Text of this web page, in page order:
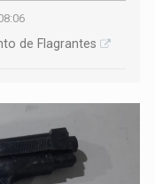
de Flagrantes